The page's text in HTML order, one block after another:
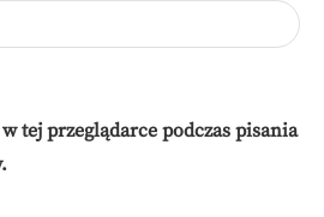
tej przeglądarce podczas pisania